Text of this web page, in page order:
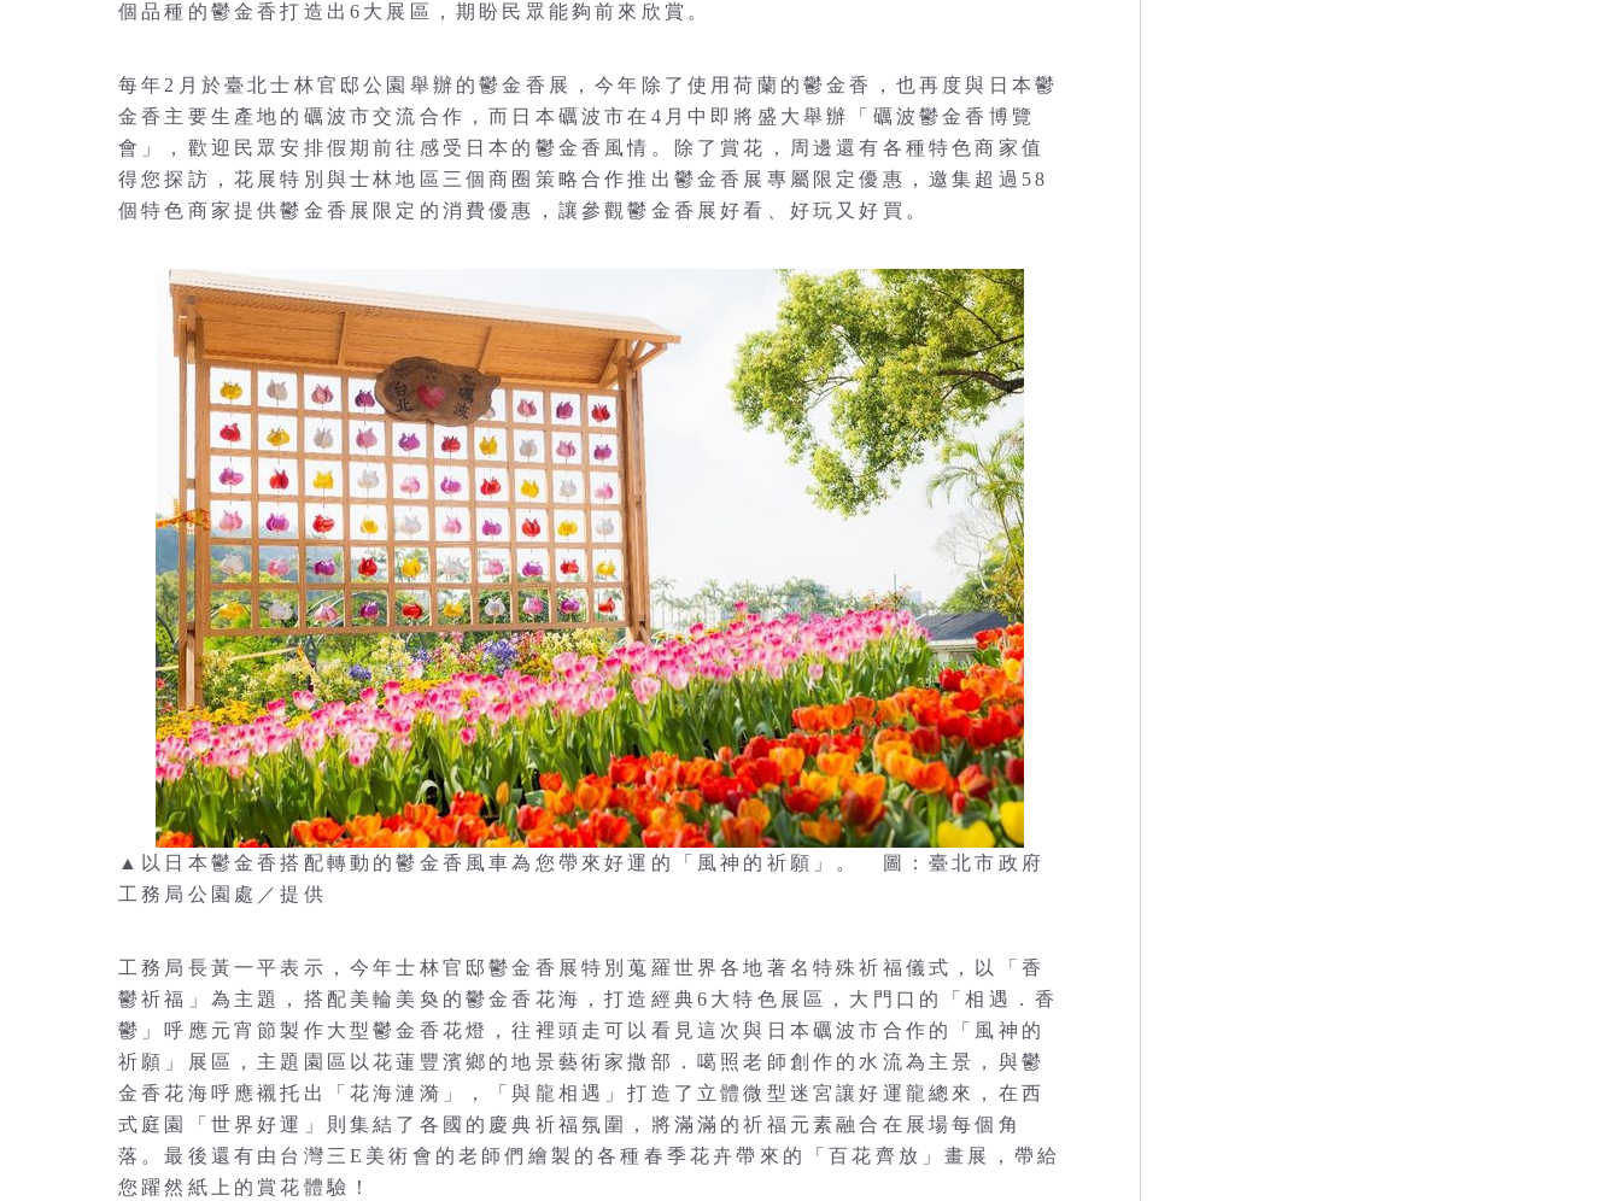
個品種的鬱金香打造出6大展區，期盼民眾能夠前來欣賞。
每年2月於臺北士林官邸公園舉辦的鬱金香展，今年除了使用荷蘭的鬱金香，也再度與日本鬱
金香主要生產地的礪波市交流合作，而日本礪波市在4月中即將盛大舉辦「礪波鬱金香博覽
會」，歡迎民眾安排假期前往感受日本的鬱金香風情。除了賞花，周邊還有各種特色商家值
得您探訪，花展特別與士林地區三個商圈策略合作推出鬱金香展專屬限定優惠，邀集超過58
個特色商家提供鬱金香展限定的消費優惠，讓參觀鬱金香展好看、好玩又好買。
▲以日本鬱金香搭配轉動的鬱金香風車為您帶來好運的「風神的祈願」。 圖：臺北市政府
工務局公園處／提供
工務局長黃一平表示，今年士林官邸鬱金香展特別蒐羅世界各地著名特殊祈福儀式，以「香
鬱祈福」為主題，搭配美輪美奐的鬱金香花海，打造經典6大特色展區，大門口的「相遇．香
鬱」呼應元宵節製作大型鬱金香花燈，往裡頭走可以看見這次與日本礪波市合作的「風神的
祈願」展區，主題園區以花蓮豐濱鄉的地景藝術家撒部．噶照老師創作的水流為主景，與鬱
金香花海呼應襯托出「花海漣漪」，「與龍相遇」打造了立體微型迷宮讓好運龍總來，在西
式庭園「世界好運」則集結了各國的慶典祈福氛圍，將滿滿的祈福元素融合在展場每個角
落。最後還有由台灣三E美術會的老師們繪製的各種春季花卉帶來的「百花齊放」畫展，帶給
您躍然紙上的賞花體驗！